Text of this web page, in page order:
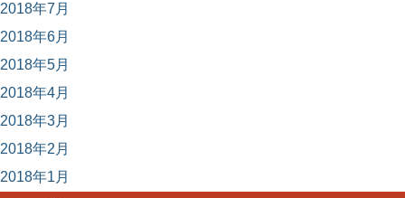
2018年7月
2018年6月
2018年5月
2018年4月
2018年3月
2018年2月
2018年1月